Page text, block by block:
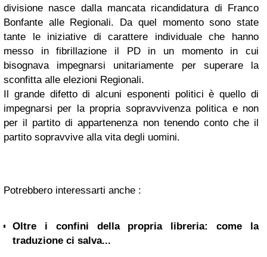
divisione nasce dalla mancata ricandidatura di Franco
Bonfante alle Regionali. Da quel momento sono state
tante le iniziative di carattere individuale che hanno
messo in fibrillazione il PD in un momento in cui
bisognava impegnarsi unitariamente per superare la
sconfitta alle elezioni Regionali.
Il grande difetto di alcuni esponenti politici è quello di
impegnarsi per la propria sopravvivenza politica e non
per il partito di appartenenza non tenendo conto che il
partito sopravvive alla vita degli uomini.
Potrebbero interessarti anche :
Oltre i confini della propria libreria: come la
traduzione ci salva...